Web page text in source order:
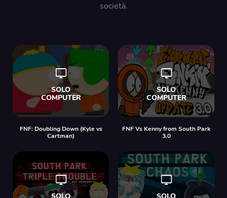
società.
FNF: Doubling Down (Kyle vs
Cartman)
FNF Vs Kenny from South Park
3.0